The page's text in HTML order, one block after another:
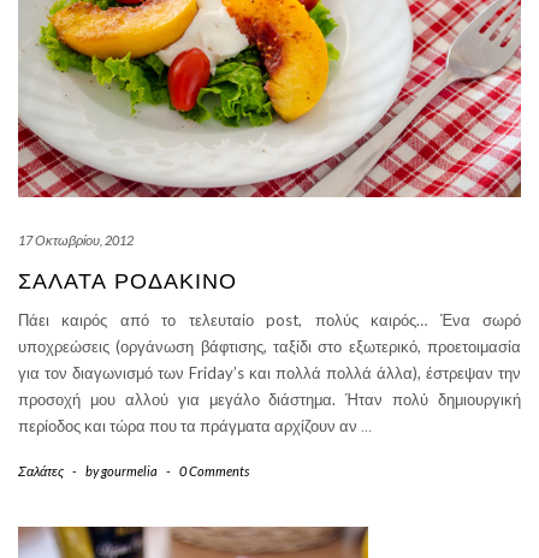
17 Οκτωβρίου, 2012
ΣΑΛΆΤΑ ΡΟΔΆΚΙΝΟ
Πάει καιρός από το τελευταίο post, πολύς καιρός… Ένα σωρό
υποχρεώσεις (οργάνωση βάφτισης, ταξίδι στο εξωτερικό, προετοιμασία
για τον διαγωνισμό των Friday’s και πολλά πολλά άλλα), έστρεψαν την
προσοχή μου αλλού για μεγάλο διάστημα. Ήταν πολύ δημιουργική
περίοδος και τώρα που τα πράγματα αρχίζουν αν …
Σαλάτες - bygourmelia - 0 Comments